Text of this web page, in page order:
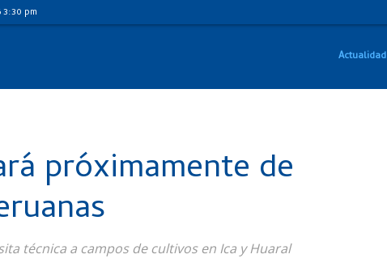
pm
Actualidad
próximamente de
técnica a campos de cultivos en Ica y Huaral